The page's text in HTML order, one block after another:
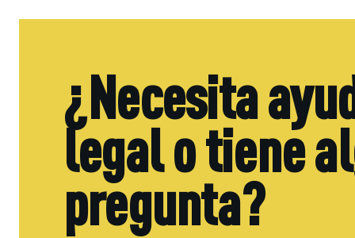
¿Necesita
legal o tiene
pregunta?